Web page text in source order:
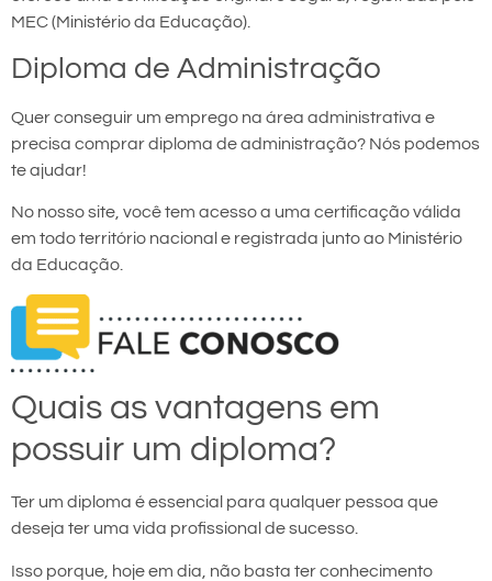
MEC (Ministério da Educação).
Diploma de Administração
Quer conseguir um emprego na área administrativa e
precisa comprar diploma de administração? Nós podemos
te ajudar!
No nosso site, você tem acesso a uma certificação válida
em todo território nacional e registrada junto ao Ministério
da Educação.
Quais as vantagens em
possuir um diploma?
Ter um diploma é essencial para qualquer pessoa que
deseja ter uma vida profissional de sucesso.
Isso porque, hoje em dia, não basta ter conhecimento